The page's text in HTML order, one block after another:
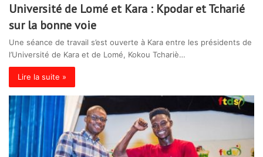
Université de Lomé et Kara : Kpodar et Tcharié
sur la bonne voie
Une séance de travail s’est ouverte à Kara entre les présidents de
l’Université de Kara et de Lomé, Kokou Tchariè…
Lire la suite »